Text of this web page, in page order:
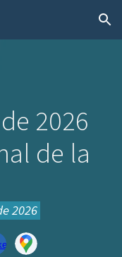
Skip to navigation
2026
de la
2026